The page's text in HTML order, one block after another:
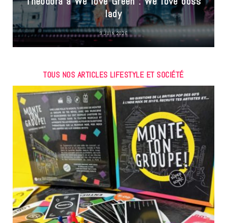
lady
9 JUIN 2026
TOUS NOS ARTICLES LIFESTYLE ET SOCIÉTÉ